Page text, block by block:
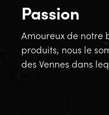
Passion
Amoureux de notre
produits, nous le
des Vennes dans